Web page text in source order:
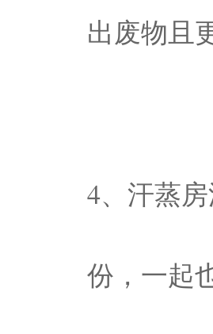
出废物
4、汗蒸
份，一起